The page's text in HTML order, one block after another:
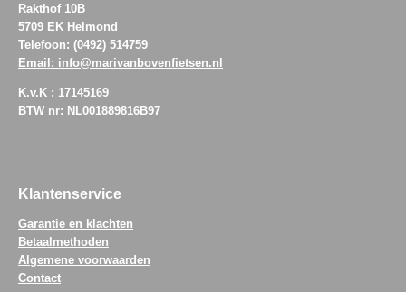
Rakthof 10B
5709 EK Helmond
Telefoon: (0492) 514759
Email: info@marivanbovenfietsen.nl
K.v.K : 17145169
BTW nr: NL001889816B97
Klantenservice
Garantie en klachten
Betaalmethoden
Algemene voorwaarden
Contact